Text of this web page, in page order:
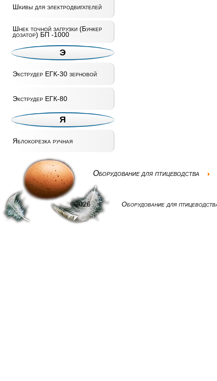
Шкивы для электродвигателей
Шнек точной загрузки (Бункер
дозатор) БП -1000
Э
Экструдер ЕГК-30 зерновой
Экструдер ЕГК-80
Я
Яблокорезка ручная
Оборудование для птицеводства
©2026 Оборудование для